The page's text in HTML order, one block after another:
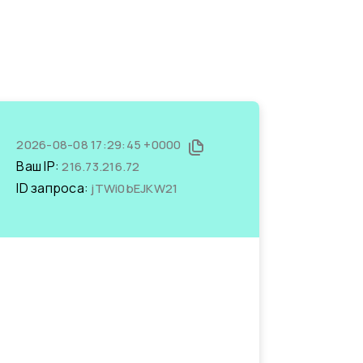
2026-08-08 17:29:45 +0000
Ваш IP:216.73.216.72
ID запроса: jTWi0bEJKW21